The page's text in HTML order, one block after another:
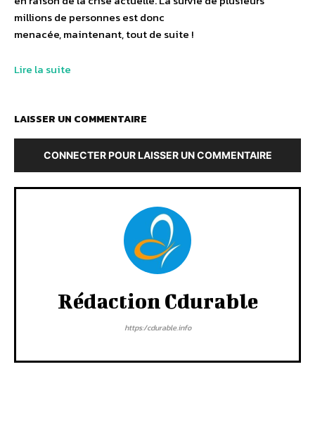
millions de personnes est donc
menacée, maintenant, tout de suite !
Lire la suite
LAISSER UN COMMENTAIRE
CONNECTER POUR LAISSER UN COMMENTAIRE
Rédaction Cdurable
https:/cdurable.info